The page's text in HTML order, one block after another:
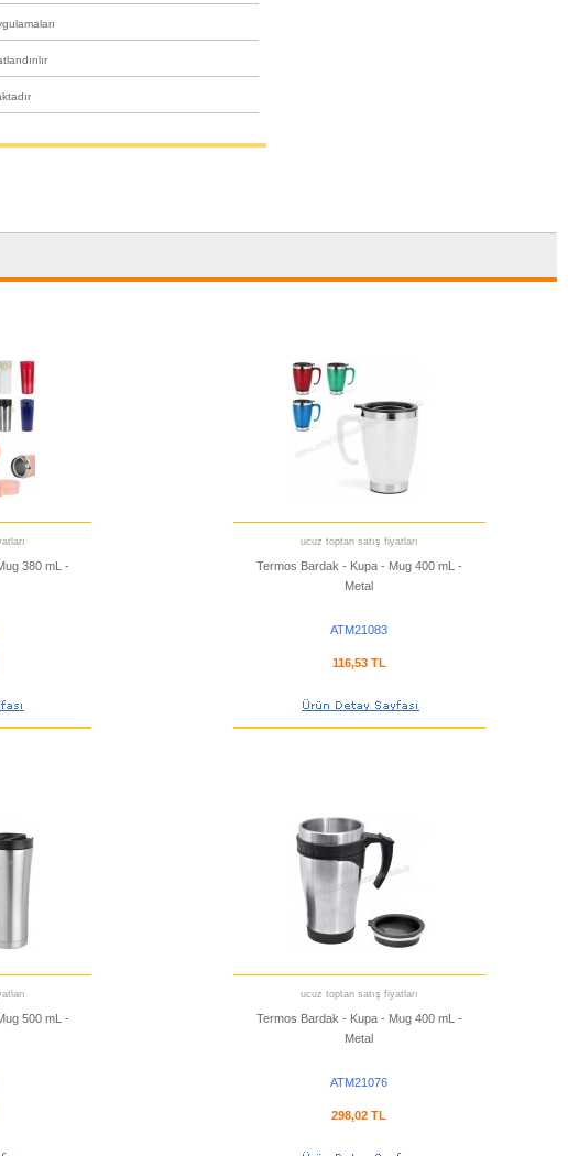
380 mL -
ucuz toptan satış fiyatları
Termos Bardak - Kupa - Mug 400 mL -
Metal
ATM21083
116,53 TL
500 mL -
ucuz toptan satış fiyatları
Termos Bardak - Kupa - Mug 400 mL -
Metal
ATM21076
298,02 TL